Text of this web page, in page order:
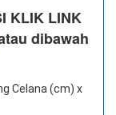
KLIK LINK
dibawah
Celana (cm) x